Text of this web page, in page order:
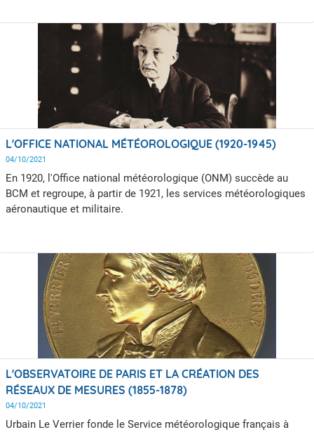
L'OFFICE NATIONAL MÉTÉOROLOGIQUE (1920-1945)
04/10/2021
En 1920, l'Office national météorologique (ONM) succède au
BCM et regroupe, à partir de 1921, les services météorologiques
aéronautique et militaire.
L'OBSERVATOIRE DE PARIS ET LA CRÉATION DES
RÉSEAUX DE MESURES (1855-1878)
04/10/2021
Urbain Le Verrier fonde le Service météorologique français à